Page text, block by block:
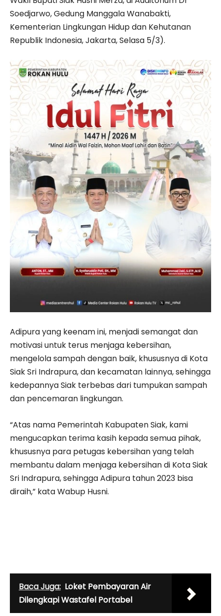
Soedjarwo, Gedung Manggala Wanabakti,
Kementerian Lingkungan Hidup dan Kehutanan
Republik Indonesia, Jakarta, Selasa 5/3).
Adipura yang keenam ini, menjadi semangat dan
motivasi untuk terus menjaga kebersihan,
mengelola sampah dengan baik, khususnya di Kota
Siak Sri Indrapura, dan kecamatan lainnya, sehingga
kedepannya Siak terbebas dari tumpukan sampah
dan pencemaran lingkungan.
“Atas nama Pemerintah Kabupaten Siak, kami
mengucapkan terima kasih kepada semua pihak,
khususnya para petugas kebersihan yang telah
membantu dalam menjaga kebersihan di Kota Siak
Sri Indrapura, sehingga Adipura tahun 2023 bisa
diraih,” kata Wabup Husni.
Baca Juga: Loket Pembayaran Air
Dilengkapi Wastafel Portabel